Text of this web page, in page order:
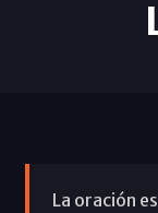
La oración